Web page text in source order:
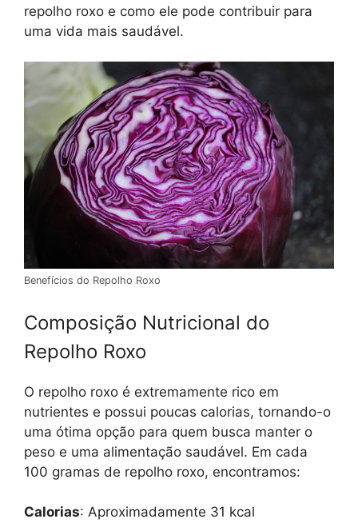
repolho roxo e como ele pode contribuir para
uma vida mais saudável.
Benefícios do Repolho Roxo
Composição Nutricional do
Repolho Roxo
O repolho roxo é extremamente rico em
nutrientes e possui poucas calorias, tornando-o
uma ótima opção para quem busca manter o
peso e uma alimentação saudável. Em cada
100 gramas de repolho roxo, encontramos:
Calorias: Aproximadamente 31 kcal